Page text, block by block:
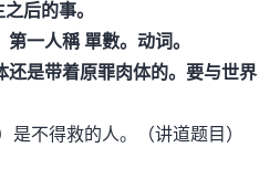
后的事。
一人稱 單數。动词。
是带着原罪肉体的。要与世
是不得救的人。（讲道题目）